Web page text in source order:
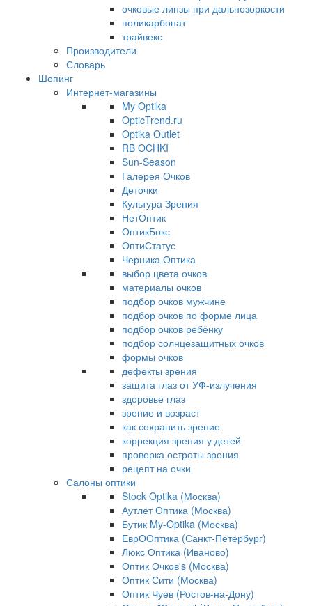
очковые линзы при дальнозоркости
поликарбонат
трайвекс
Производители
Словарь
Шопинг
Интернет-магазины
My Optika
OpticTrend.ru
Optika Outlet
RB OCHKI
Sun-Season
Галерея Очков
Деточки
Культура Зрения
НетОптик
ОптикБокс
ОптиСтатус
Черника Оптика
выбор цвета очков
материалы очков
подбор очков мужчине
подбор очков по форме лица
подбор очков ребёнку
подбор солнцезащитных очков
формы очков
дефекты зрения
защита глаз от УФ-излучения
здоровье глаз
зрение и возраст
как сохранить зрение
коррекция зрения у детей
проверка остроты зрения
рецепт на очки
Салоны оптики
Stock Optika (Москва)
Аутлет Оптика (Москва)
Бутик My-Optika (Москва)
ЕврООптика (Санкт-Петербург)
Люкс Оптика (Иваново)
Оптик Очков's (Москва)
Оптик Сити (Москва)
Оптик Чуев (Ростов-на-Дону)